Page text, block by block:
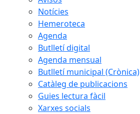
Notícies
Hemeroteca
Agenda
Butlletí digital
Agenda mensual
Butlletí municipal (Crònica)
Catàleg de publicacions
Guies lectura fàcil
Xarxes socials